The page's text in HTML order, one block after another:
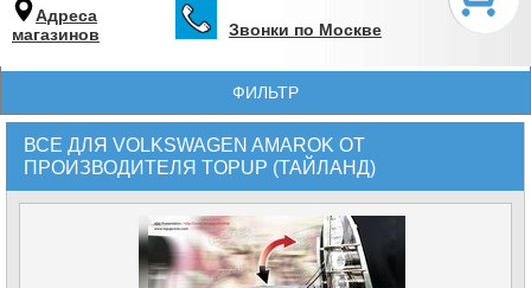
Адреса
магазинов
Звонки по Москве
ФИЛЬТР
ВСЕ ДЛЯ VOLKSWAGEN AMAROK ОТ
ПРОИЗВОДИТЕЛЯ TOPUP (ТАЙЛАНД)